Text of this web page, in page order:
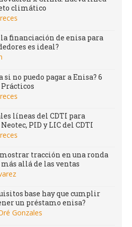
climático
la financiación de enisa para
es ideal?
si no puedo pagar a Enisa? 6
Prácticos
líneas del CDTI para
PID y LIC del CDTI
tracción en una ronda
allá de las ventas
base hay que cumplir
un préstamo enisa?
Gonzales